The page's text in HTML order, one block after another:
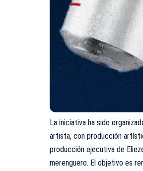
La iniciativa ha sido
artista, con producción
producción ejecutiva de
merenguero. El objetivo es